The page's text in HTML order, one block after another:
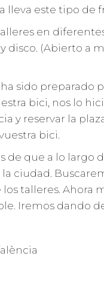
lleva este tipo de
en
disco. (Abierto a
sido preparado
bici, nos lo
y reservar la
bici.
que a lo largo
ciudad.
talleres.
Iremos dando